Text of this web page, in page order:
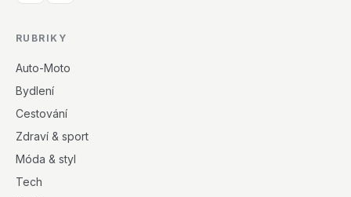
RUBRIKY
Auto-Moto
Bydlení
Cestování
Zdraví & sport
Móda & styl
Tech